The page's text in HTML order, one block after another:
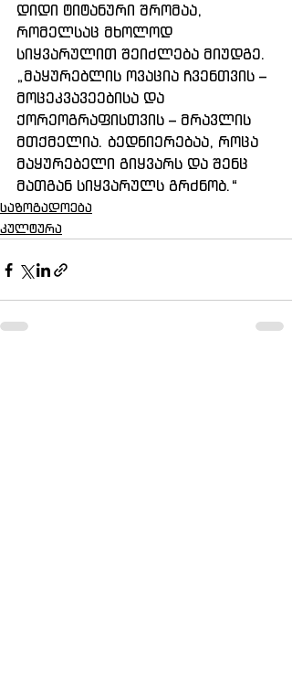
დიდი ტიტანური შრომაა,
რომელსაც მხოლოდ
სიყვარულით შეიძლება მიუდგე.
„მაყურებლის ოვაცია ჩვენთვის –
მოცეკვავეებისა და
ქორეოგრაფისთვის – მრავლის
მთქმელია. ბედნიერებაა, როცა
მაყურებელი გიყვარს და შენც
მათგან სიყვარულს გრძნობ.“
საზოგადოება
კულტურა